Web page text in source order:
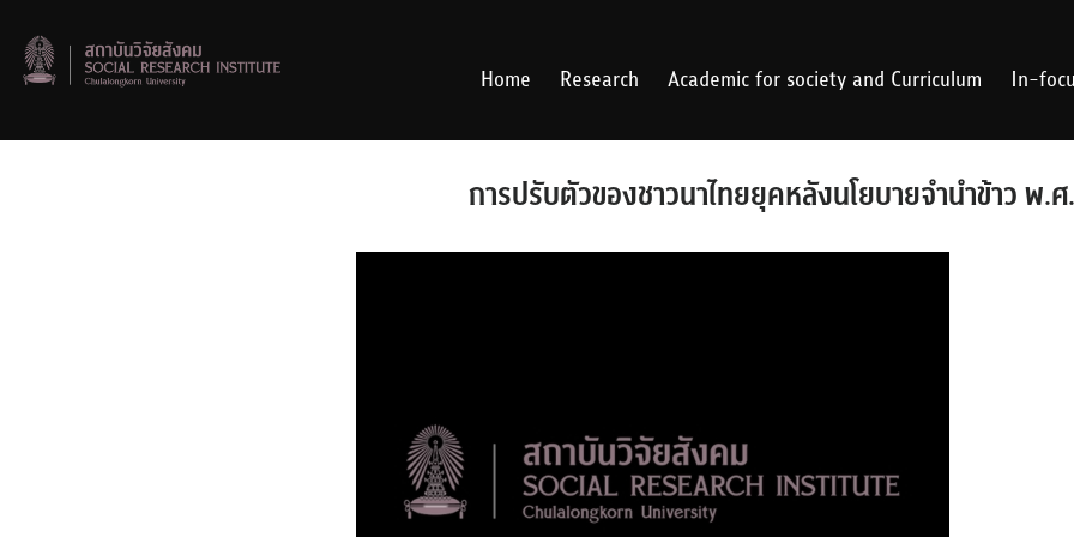
content
Home Research Academic for society and Curriculum In-
การปรับตัวของชาวนาไทยยุคหลังนโยบายจำนำข้าว พ.